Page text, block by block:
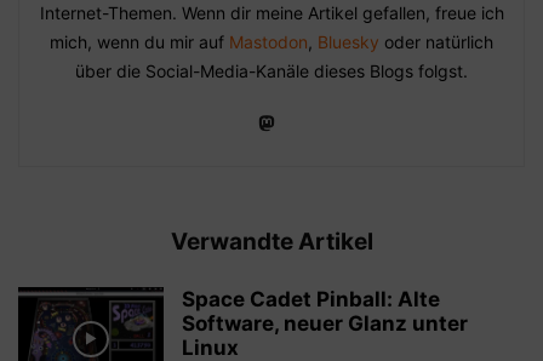
Internet-Themen. Wenn dir meine Artikel gefallen, freue ich
mich, wenn du mir auf Mastodon Bluesky oder natürlich
über die Social-Media-Kanäle dieses Blogs folgst.
Verwandte Artikel
Space Cadet Pinball: Alte
Software, neuer Glanz unter
Linux